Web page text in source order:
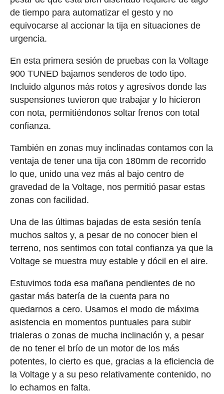
de tiempo para automatizar el gesto y no
equivocarse al accionar la tija en situaciones de
urgencia.
En esta primera sesión de pruebas con la Voltage
900 TUNED bajamos senderos de todo tipo.
Incluido algunos más rotos y agresivos donde las
suspensiones tuvieron que trabajar y lo hicieron
con nota, permitiéndonos soltar frenos con total
confianza.
También en zonas muy inclinadas contamos con la
ventaja de tener una tija con 180mm de recorrido
lo que, unido una vez más al bajo centro de
gravedad de la Voltage, nos permitió pasar estas
zonas con facilidad.
Una de las últimas bajadas de esta sesión tenía
muchos saltos y, a pesar de no conocer bien el
terreno, nos sentimos con total confianza ya que la
Voltage se muestra muy estable y dócil en el aire.
Estuvimos toda esa mañana pendientes de no
gastar más batería de la cuenta para no
quedarnos a cero. Usamos el modo de máxima
asistencia en momentos puntuales para subir
trialeras o zonas de mucha inclinación y, a pesar
de no tener el brío de un motor de los más
potentes, lo cierto es que, gracias a la eficiencia de
la Voltage y a su peso relativamente contenido, no
lo echamos en falta.